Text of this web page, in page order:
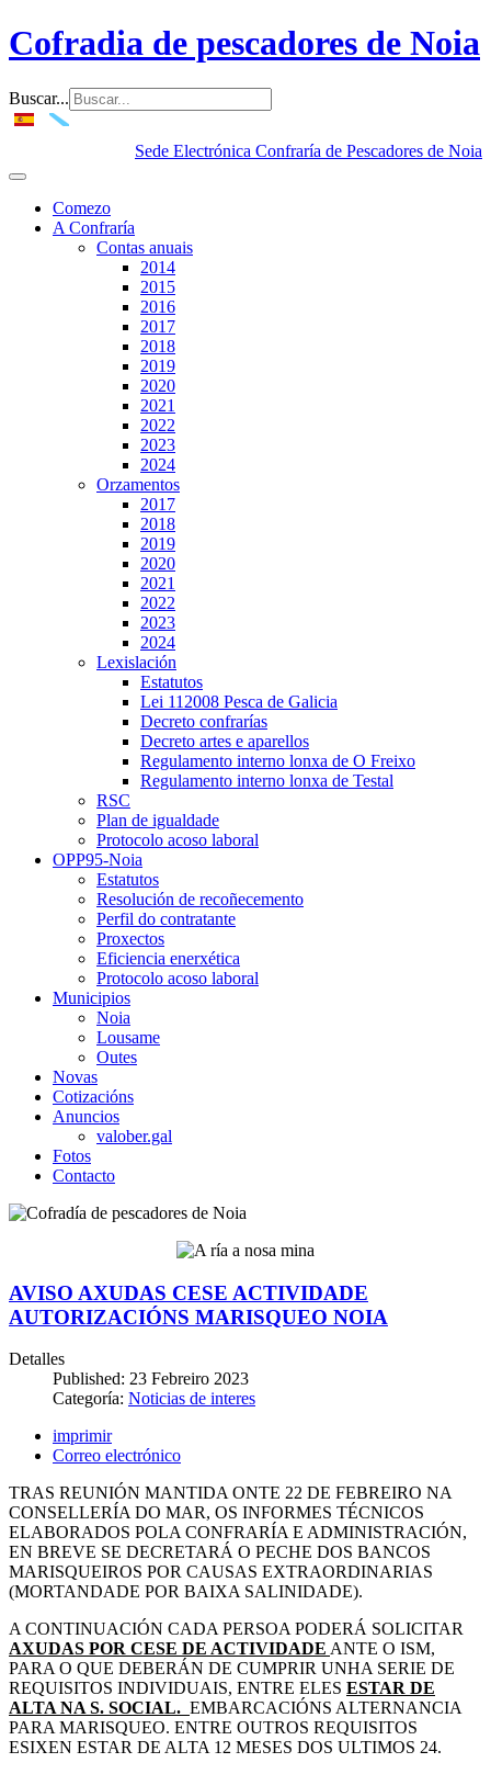
Cofradia de pescadores de Noia
Buscar...
Sede Electrónica Confraría de Pescadores de Noia
Comezo
A Confraría
Contas anuais
2014
2015
2016
2017
2018
2019
2020
2021
2022
2023
2024
Orzamentos
2017
2018
2019
2020
2021
2022
2023
2024
Lexislación
Estatutos
Lei 112008 Pesca de Galicia
Decreto confrarías
Decreto artes e aparellos
Regulamento interno lonxa de O Freixo
Regulamento interno lonxa de Testal
RSC
Plan de igualdade
Protocolo acoso laboral
OPP95-Noia
Estatutos
Resolución de recoñecemento
Perfil do contratante
Proxectos
Eficiencia enerxética
Protocolo acoso laboral
Municipios
Noia
Lousame
Outes
Novas
Cotizacións
Anuncios
valober.gal
Fotos
Contacto
AVISO AXUDAS CESE ACTIVIDADE
AUTORIZACIÓNS MARISQUEO NOIA
Detalles
Published: 23 Febreiro 2023
Categoría: Noticias de interes
imprimir
Correo electrónico
TRAS REUNIÓN MANTIDA ONTE 22 DE FEBREIRO NA
CONSELLERÍA DO MAR, OS INFORMES TÉCNICOS
ELABORADOS POLA CONFRARÍA E ADMINISTRACIÓN,
EN BREVE SE DECRETARÁ O PECHE DOS BANCOS
MARISQUEIROS POR CAUSAS EXTRAORDINARIAS
(MORTANDADE POR BAIXA SALINIDADE).
A CONTINUACIÓN CADA PERSOA PODERÁ SOLICITAR
AXUDAS POR CESE DE ACTIVIDADE ANTE O ISM,
PARA O QUE DEBERÁN DE CUMPRIR UNHA SERIE DE
REQUISITOS INDIVIDUAIS, ENTRE ELES ESTAR DE
ALTA NA S. SOCIAL. EMBARCACIÓNS ALTERNANCIA
PARA MARISQUEO. ENTRE OUTROS REQUISITOS
ESIXEN ESTAR DE ALTA 12 MESES DOS ULTIMOS 24.